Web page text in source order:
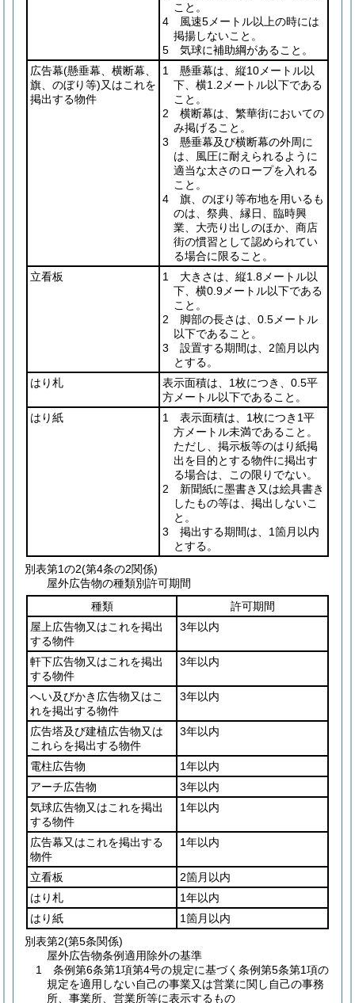
こと。
4 風速5メートル以上の時には
掲揚しないこと。
5 気球に補助綱があること。
広告幕(懸垂幕、横断幕、
旗、のぼり等)又はこれを
掲出する物件
1 懸垂幕は、縦10メートル以
下、横1.2メートル以下である
こと。
2 横断幕は、繁華街においての
み掲げること。
3 懸垂幕及び横断幕の外周に
は、風圧に耐えられるように
適当な太さのロープを入れる
こと。
4 旗、のぼり等布地を用いるも
のは、祭典、縁日、臨時興
業、大売り出しのほか、商店
街の慣習として認められてい
る場合に限ること。
立看板
1 大きさは、縦1.8メートル以
下、横0.9メートル以下である
こと。
2 脚部の長さは、0.5メートル
以下であること。
3 設置する期間は、2箇月以内
とする。
はり札
表示面積は、1枚につき、0.5平
方メートル以下であること。
はり紙
1 表示面積は、1枚につき1平
方メートル未満であること。
ただし、掲示板等のはり紙掲
出を目的とする物件に掲出す
る場合は、この限りでない。
2 新聞紙に墨書き又は絵具書き
したもの等は、掲出しないこ
と。
3 掲出する期間は、1箇月以内
とする。
別表第1の2(第4条の2関係)
屋外広告物の種類別許可期間
種類
許可期間
屋上広告物又はこれを掲出
する物件
3年以内
軒下広告物又はこれを掲出
する物件
3年以内
へい及びかき広告物又はこ
れを掲出する物件
3年以内
広告塔及び建植広告物又は
これらを掲出する物件
3年以内
電柱広告物
1年以内
アーチ広告物
3年以内
気球広告物又はこれを掲出
する物件
1年以内
広告幕又はこれを掲出する
物件
1年以内
立看板
2箇月以内
はり札
1年以内
はり紙
1箇月以内
別表第2(第5条関係)
屋外広告物条例適用除外の基準
1 条例第6条第1項第4号の規定に基づく条例第5条第1項の
規定を適用しない自己の事業又は営業に関し自己の事務
所、事業所、営業所等に表示するもの